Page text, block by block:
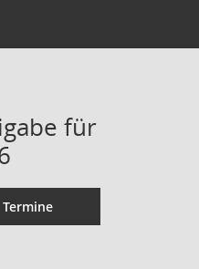
für
Termine